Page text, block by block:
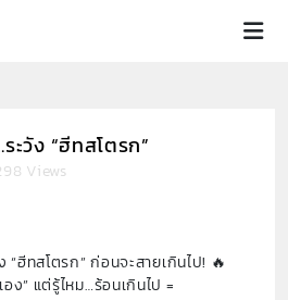
ะวัง “ฮีทสโตรก”
Views
“ฮีทสโตรก” ก่อนจะสายเกินไป! 🔥
ง” แต่รู้ไหม…ร้อนเกินไป =